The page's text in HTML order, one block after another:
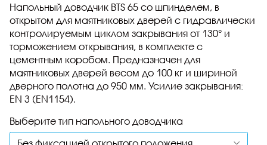
Напольный доводчик BTS 65 со шпинделем, в
открытом для маятниковых дверей с гидравлически
контролируемым циклом закрывания от 130° и
торможением открывания, в комплекте с
цементным коробом. Предназначен для
маятниковых дверей весом до 100 кг и шириной
дверного полотна до 950 мм. Усилие закрывания:
EN 3 (EN1154).
Выберите тип напольного доводчика